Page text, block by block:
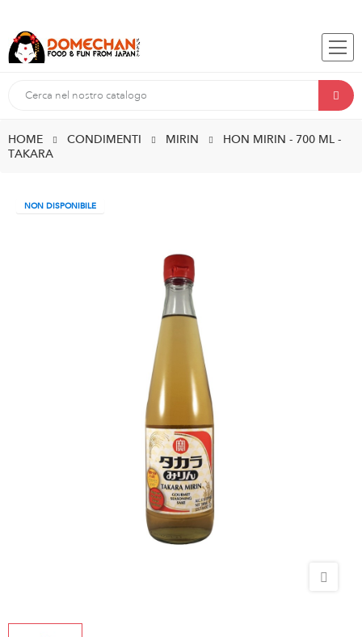
HOME CONDIMENTI MIRIN
HON MIRIN - 700 ML -
TAKARA
NON DISPONIBILE